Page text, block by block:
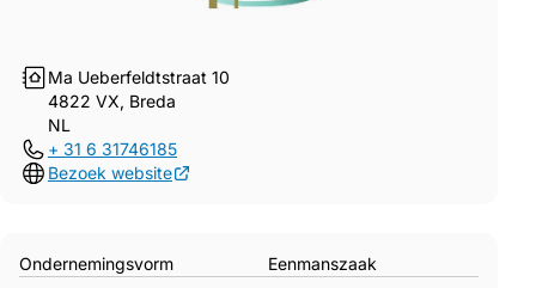
Ma Ueberfeldtstraat 10
4822 VX, Breda
NL
+ 31 6 31746185
Bezoek website
Ondernemingsvorm Eenmanszaak